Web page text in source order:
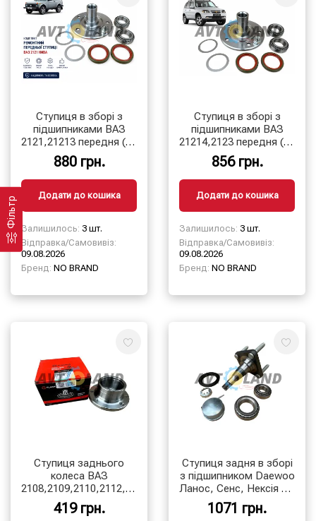
Ступиця в зборі з
підшипниками ВАЗ
2121,21213 передня (22
шліци)
880 грн.
Додати до кошика
Залишилось: 3 шт.
Відправка/Самовивіз:
09.08.2026
Бренд: NO BRAND
Ступиця в зборі з
підшипниками ВАЗ
21214,2123 передня (24
шліци)
856 грн.
Додати до кошика
Залишилось: 3 шт.
Відправка/Самовивіз:
09.08.2026
Бренд: NO BRAND
Ступиця заднього
колеса ВАЗ
2108,2109,2110,2112,2113,2114,2115,
2170,2172, 1118, 2190-
92
419 грн.
Ступиця задня в зборі
з підшипником Daewoo
Ланос, Сенс, Нексія 1.5
8V (-ABS) ″цапфа″
1071 грн.
Фільтр